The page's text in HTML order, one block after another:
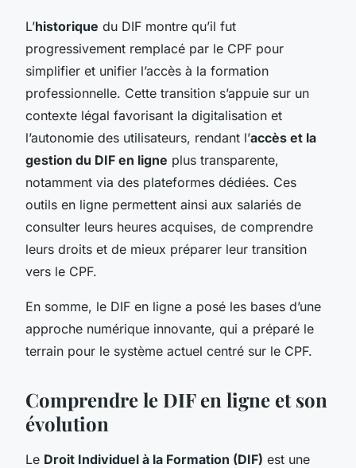
L’historique du DIF montre qu’il fut
progressivement remplacé par le CPF pour
simplifier et unifier l’accès à la formation
professionnelle. Cette transition s’appuie sur un
contexte légal favorisant la digitalisation et
l’autonomie des utilisateurs, rendant l’accès et la
gestion du DIF en ligne plus transparente,
notamment via des plateformes dédiées. Ces
outils en ligne permettent ainsi aux salariés de
consulter leurs heures acquises, de comprendre
leurs droits et de mieux préparer leur transition
vers le CPF.
En somme, le DIF en ligne a posé les bases d’une
approche numérique innovante, qui a préparé le
terrain pour le système actuel centré sur le CPF.
Comprendre le DIF en ligne et son
évolution
Le Droit Individuel à la Formation (DIF) est une